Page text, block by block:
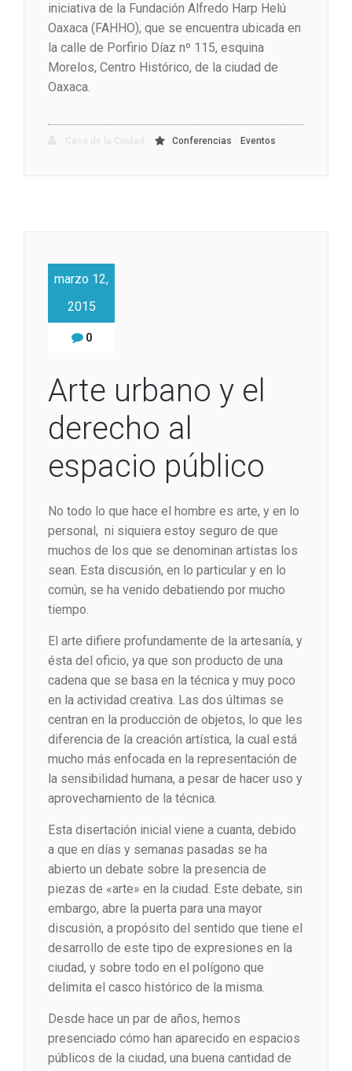
iniciativa de la Fundación Alfredo Harp Helú
Oaxaca (FAHHO), que se encuentra ubicada en
la calle de Porfirio Díaz nº 115, esquina
Morelos, Centro Histórico, de la ciudad de
Oaxaca.
Conferencias Eventos
marzo 12,
2015
0
Arte urbano y el
derecho al
espacio público
No todo lo que hace el hombre es arte, y en lo
personal, ni siquiera estoy seguro de que
muchos de los que se denominan artistas los
sean. Esta discusión, en lo particular y en lo
común, se ha venido debatiendo por mucho
tiempo.
El arte difiere profundamente de la artesanía, y
ésta del oficio, ya que son producto de una
cadena que se basa en la técnica y muy poco
en la actividad creativa. Las dos últimas se
centran en la producción de objetos, lo que les
diferencia de la creación artística, la cual está
mucho más enfocada en la representación de
la sensibilidad humana, a pesar de hacer uso y
aprovechamiento de la técnica.
Esta disertación inicial viene a cuanta, debido
a que en días y semanas pasadas se ha
abierto un debate sobre la presencia de
piezas de «arte» en la ciudad. Este debate, sin
embargo, abre la puerta para una mayor
discusión, a propósito del sentido que tiene el
desarrollo de este tipo de expresiones en la
ciudad, y sobre todo en el polígono que
delimita el casco histórico de la misma.
Desde hace un par de años, hemos
presenciado cómo han aparecido en espacios
públicos de la ciudad, una buena cantidad de